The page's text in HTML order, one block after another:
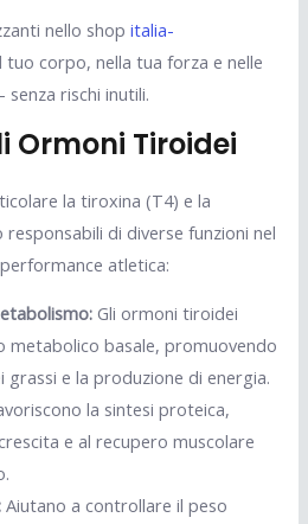
nello shopitalia-
tuo corpo, nella tua forza e nelle
rischi inutili.
Ormoni Tiroidei
la tiroxina (T4) e la
di diverse funzioni nel
atletica:
Gli ormoni tiroidei
metabolico basale, promuovendo
grassi e la produzione di energia.
la sintesi proteica,
e al recupero muscolare
Aiutano a controllare il peso